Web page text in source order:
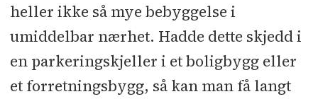
heller ikke så mye bebyggelse i
umiddelbar nærhet. Hadde dette skjedd i
en parkeringskjeller i et boligbygg eller
et forretningsbygg, så kan man få langt